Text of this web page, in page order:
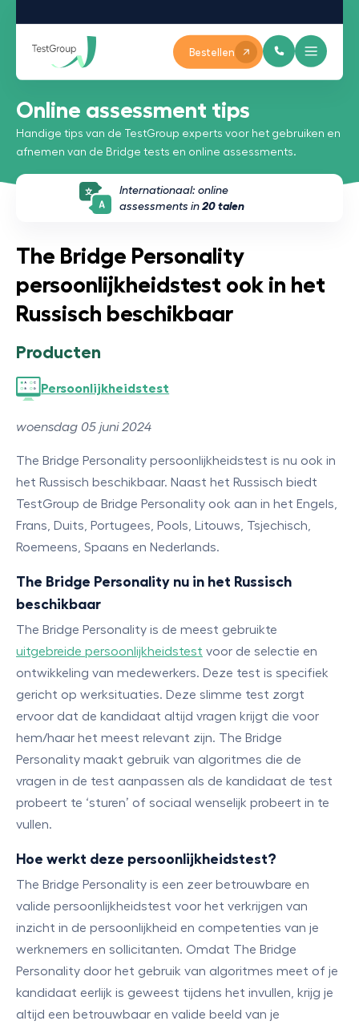
Bestellen
Online assessment tips
Handige tips van de TestGroup experts voor het gebruiken en
afnemen van de Bridge tests en online assessments.
Internationaal: online
assessments in 20 talen
The Bridge Personality
persoonlijkheidstest ook in het
Russisch beschikbaar
Producten
Persoonlijkheidstest
woensdag 05 juni 2024
The Bridge Personality persoonlijkheidstest is nu ook in
het Russisch beschikbaar. Naast het Russisch biedt
TestGroup de Bridge Personality ook aan in het Engels,
Frans, Duits, Portugees, Pools, Litouws, Tsjechisch,
Roemeens, Spaans en Nederlands.
The Bridge Personality nu in het Russisch
beschikbaar
The Bridge Personality is de meest gebruikte
uitgebreide persoonlijkheidstest voor de selectie en
ontwikkeling van medewerkers. Deze test is specifiek
gericht op werksituaties. Deze slimme test zorgt
ervoor dat de kandidaat altijd vragen krijgt die voor
hem/haar het meest relevant zijn. The Bridge
Personality maakt gebruik van algoritmes die de
vragen in de test aanpassen als de kandidaat de test
probeert te ‘sturen’ of sociaal wenselijk probeert in te
vullen.
Hoe werkt deze persoonlijkheidstest?
The Bridge Personality is een zeer betrouwbare en
valide persoonlijkheidstest voor het verkrijgen van
inzicht in de persoonlijkheid en competenties van je
werknemers en sollicitanten. Omdat The Bridge
Personality door het gebruik van algoritmes meet of je
kandidaat eerlijk is geweest tijdens het invullen, krijg je
altijd een betrouwbaar en valide beeld van je